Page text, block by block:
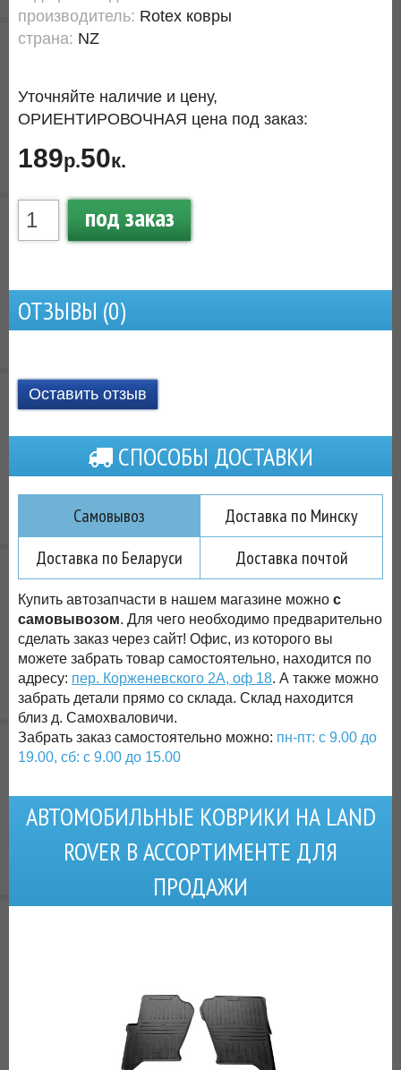
производитель: Rotex ковры
страна: NZ
Уточняйте наличие и цену,
ОРИЕНТИРОВОЧНАЯ цена под заказ:
189р.50к.
под заказ
ОТЗЫВЫ (0)
Оставить отзыв
СПОСОБЫ ДОСТАВКИ
Самовывоз
Доставка по Минску
Доставка по Беларуси
Доставка почтой
Купить автозапчасти в нашем магазине можно с
самовывозом. Для чего необходимо предварительно
сделать заказ через сайт! Офис, из которого вы
можете забрать товар самостоятельно, находится по
адресу: пер. Корженевского 2А, оф 18. А также можно
забрать детали прямо со склада. Склад находится
близ д. Самохваловичи.
Забрать заказ самостоятельно можно: пн-пт: с 9.00 до
19.00, сб: с 9.00 до 15.00
АВТОМОБИЛЬНЫЕ КОВРИКИ НА LAND
ROVER В АССОРТИМЕНТЕ ДЛЯ
ПРОДАЖИ